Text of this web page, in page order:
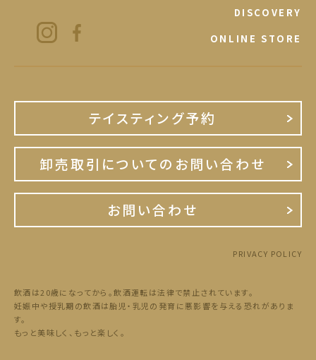
DISCOVERY
ONLINE STORE
テイスティング予約
卸売取引についてのお問い合わせ
お問い合わせ
PRIVACY POLICY
飲酒は20歳になってから。飲酒運転は法律で禁止されています。
妊娠中や授乳期の飲酒は胎児・乳児の発育に悪影響を与える恐れがありま
す。
もっと美味しく、もっと楽しく。